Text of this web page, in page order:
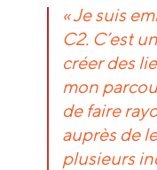
« Je suis
C2. C’est
créer des
mon
de faire
auprès de
plusieurs